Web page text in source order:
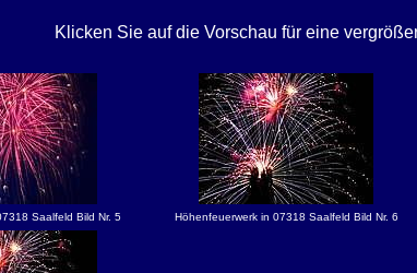
Klicken Sie auf die Vorschau für eine
Saalfeld Bild Nr. 5 Höhenfeuerwerk in 07318 Saalfeld Bild Nr. 6